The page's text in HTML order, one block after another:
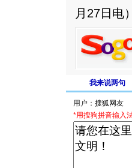
月27日电
我来说两句
用户：
*用搜狗拼音输入